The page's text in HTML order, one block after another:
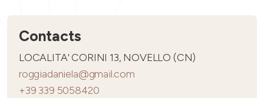
Contacts
LOCALITA' CORINI 13, NOVELLO (CN)
roggiadaniela@gmail.com
+39 339 5058420